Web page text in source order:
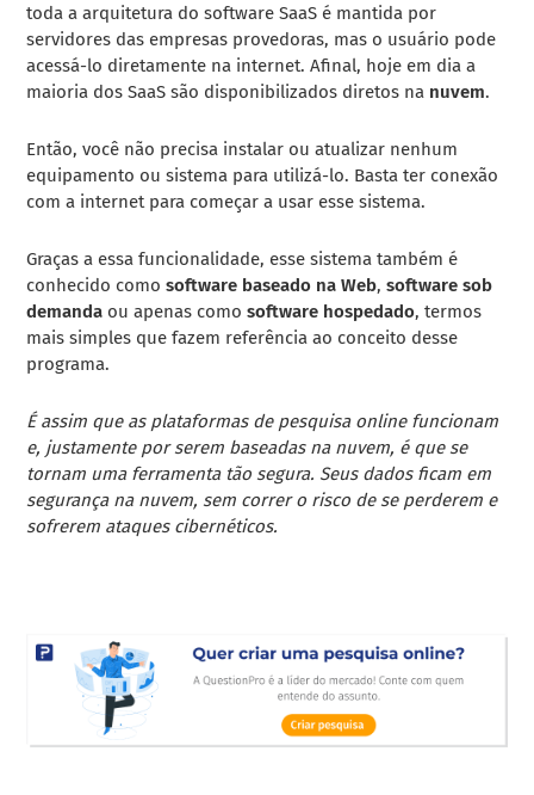
toda a arquitetura do software SaaS é mantida por
servidores das empresas provedoras, mas o usuário pode
acessá-lo diretamente na internet.Afinal, hoje em dia a
maioria dos SaaS são disponibilizados diretos na nuvem.
Então, você não precisa instalar ou atualizar nenhum
equipamento ou sistema para utilizá-lo. Basta ter conexão
com a internet para começar a usar esse sistema.
Graças a essa funcionalidade, esse sistema também é
conhecido comosoftware baseado na Web,software sob
demanda ou apenas comosoftware hospedado, termos
mais simples que fazem referência ao conceito desse
programa.
É assim que as plataformas de pesquisa online funcionam
e, justamente por serem baseadas na nuvem, é que se
tornam uma ferramenta tão segura. Seus dados ficam em
segurança na nuvem, sem correr o risco de se perderem e
sofrerem ataques cibernéticos.